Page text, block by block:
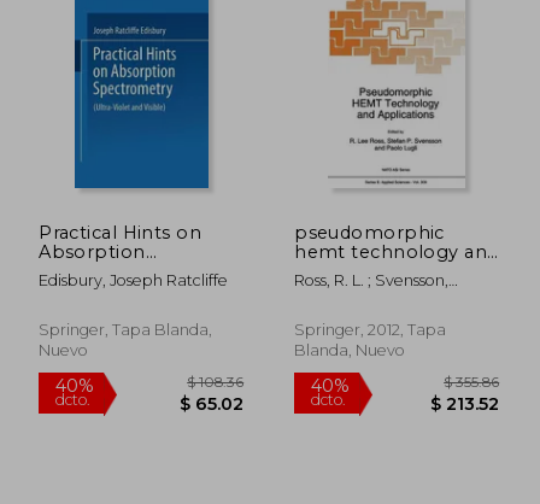
Practical Hints on
Absorption
Spectrometry: Ultra-
Violet and Visible (en
Edisbury, Joseph Ratcliffe
Springer, Tapa Blanda,
Nuevo
pseudomorphic
hemt technology and
applications (en
Inglés)
Ross, R. L. ; Svensson,
Springer, 2012, Tapa
Blanda, Nuevo